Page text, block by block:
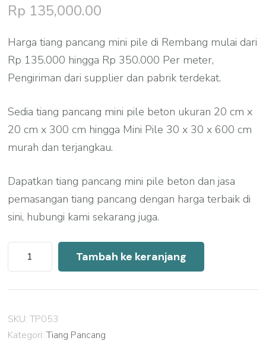
Rp 135,000.00
Harga tiang pancang mini pile di Rembang mulai dari
Rp 135.000 hingga Rp 350.000 Per meter,
Pengiriman dari supplier dan pabrik terdekat.
Sedia tiang pancang mini pile beton ukuran 20 cm x
20 cm x 300 cm hingga Mini Pile 30 x 30 x 600 cm
murah dan terjangkau.
Dapatkan tiang pancang mini pile beton dan jasa
pemasangan tiang pancang dengan harga terbaik di
sini, hubungi kami sekarang juga.
Kuantitas
Harga
Mini
Pile
Tambah ke keranjang
SKU:TP053
Kategori:Tiang Pancang